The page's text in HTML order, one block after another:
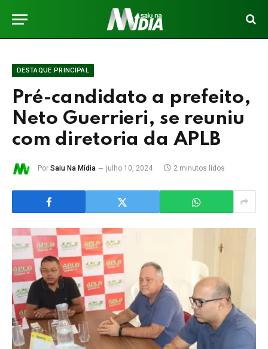
DESTAQUE PRINCIPAL
Pré-candidato a prefeito,
Neto Guerrieri, se reuniu
com diretoria da APLB
Por Saiu Na Mídia julho 10, 2024 2 minutos lidos